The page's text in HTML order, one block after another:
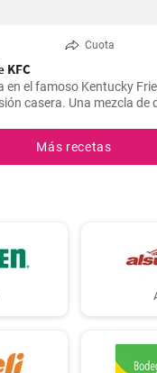
Cuota
KFC
en el famoso Kentucky
casera. Una mezcla de
Más recetas